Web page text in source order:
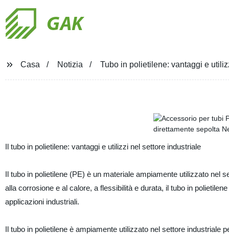
GAK
Casa Notizia Tubo in polietilene: vantaggi e
Il tubo in polietilene: vantaggi e utilizzi nel settore industriale
Il tubo in polietilene (PE) è un materiale ampiamente utilizzato nel
alla corrosione e al calore, a flessibilità e durata, il tubo in
applicazioni industriali.
Il tubo in polietilene è ampiamente utilizzato nel settore industriale